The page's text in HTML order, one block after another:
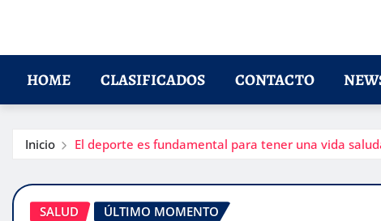
HOME CLASIFICADOS CONTACTO
Inicio El deporte es fundamental para tener una vida
SALUD ÚLTIMO MOMENTO